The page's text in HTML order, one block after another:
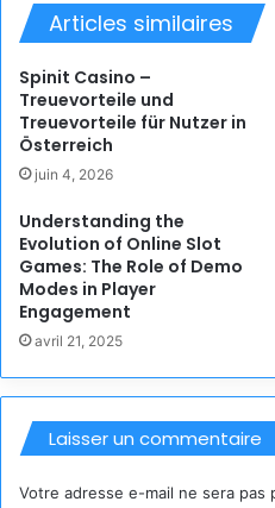
Articles similaires
Spinit Casino –
Treuevorteile und
Treuevorteile für Nutzer in
Österreich
juin 4, 2026
Understanding the
Evolution of Online Slot
Games: The Role of Demo
Modes in Player
Engagement
avril 21, 2025
Laisser un commentaire
Votre adresse e-mail ne sera pas